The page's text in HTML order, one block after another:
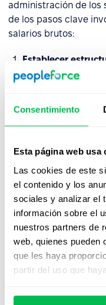
Consentimiento
Esta página web usa
Las cookies de este
el contenido y los
sociales y analizar el
información sobre el
nuestros partners de
web, quienes pueden
que les haya
partir del uso que
administración de los
de los pasos clave
salarios brutos:
Establecer
líderes de la
salariales,
Establecer tarifas
laboral, nivel de
factores.
Cálculo de los
salarios brutos de
Deducción de
deducen
retenciones del
llegar al salario
Administración de